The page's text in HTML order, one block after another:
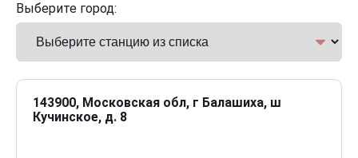
Выберите город:
143900, Московская обл, г Балашиха, ш
Кучинское, д. 8